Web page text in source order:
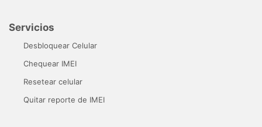
Servicios
Desbloquear Celular
Chequear IMEI
Resetear celular
Quitar reporte de IMEI